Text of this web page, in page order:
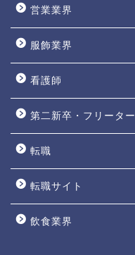
営業業界
服飾業界
看護師
第二新卒・フリーター
転職
転職サイト
飲食業界